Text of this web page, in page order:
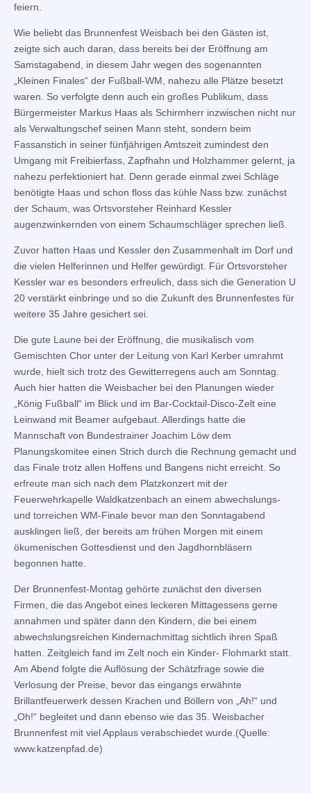
feiern.
Wie beliebt das Brunnenfest Weisbach bei den Gästen ist,
zeigte sich auch daran, dass bereits bei der Eröffnung am
Samstagabend, in diesem Jahr wegen des sogenannten
„Kleinen Finales“ der Fußball-WM, nahezu alle Plätze besetzt
waren. So verfolgte denn auch ein großes Publikum, dass
Bürgermeister Markus Haas als Schirmherr inzwischen nicht nur
als Verwaltungschef seinen Mann steht, sondern beim
Fassanstich in seiner fünfjährigen Amtszeit zumindest den
Umgang mit Freibierfass, Zapfhahn und Holzhammer gelernt, ja
nahezu perfektioniert hat. Denn gerade einmal zwei Schläge
benötigte Haas und schon floss das kühle Nass bzw. zunächst
der Schaum, was Ortsvorsteher Reinhard Kessler
augenzwinkernden von einem Schaumschläger sprechen ließ.
Zuvor hatten Haas und Kessler den Zusammenhalt im Dorf und
die vielen Helferinnen und Helfer gewürdigt. Für Ortsvorsteher
Kessler war es besonders erfreulich, dass sich die Generation U
20 verstärkt einbringe und so die Zukunft des Brunnenfestes für
weitere 35 Jahre gesichert sei.
Die gute Laune bei der Eröffnung, die musikalisch vom
Gemischten Chor unter der Leitung von Karl Kerber umrahmt
wurde, hielt sich trotz des Gewitterregens auch am Sonntag.
Auch hier hatten die Weisbacher bei den Planungen wieder
„König Fußball“ im Blick und im Bar-Cocktail-Disco-Zelt eine
Leinwand mit Beamer aufgebaut. Allerdings hatte die
Mannschaft von Bundestrainer Joachim Löw dem
Planungskomitee einen Strich durch die Rechnung gemacht und
das Finale trotz allen Hoffens und Bangens nicht erreicht. So
erfreute man sich nach dem Platzkonzert mit der
Feuerwehrkapelle Waldkatzenbach an einem abwechslungs-
und torreichen WM-Finale bevor man den Sonntagabend
ausklingen ließ, der bereits am frühen Morgen mit einem
ökumenischen Gottesdienst und den Jagdhornbläsern
begonnen hatte.
Der Brunnenfest-Montag gehörte zunächst den diversen
Firmen, die das Angebot eines leckeren Mittagessens gerne
annahmen und später dann den Kindern, die bei einem
abwechslungsreichen Kindernachmittag sichtlich ihren Spaß
hatten. Zeitgleich fand im Zelt noch ein Kinder- Flohmarkt statt.
Am Abend folgte die Auflösung der Schätzfrage sowie die
Verlosung der Preise, bevor das eingangs erwähnte
Brillantfeuerwerk dessen Krachen und Böllern von „Ah!“ und
„Oh!“ begleitet und dann ebenso wie das 35. Weisbacher
Brunnenfest mit viel Applaus verabschiedet wurde.(Quelle:
www.katzenpfad.de)